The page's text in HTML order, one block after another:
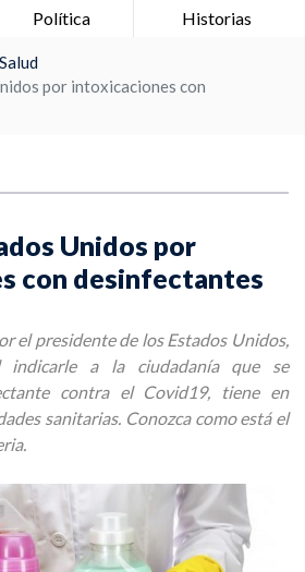
Política Historias
Salud
por intoxicaciones con
Unidos por
con desinfectantes
el presidente de los Estados Unidos,
indicarle a la ciudadanía que se
contra el Covid19, tiene en
sanitarias. Conozca como está el